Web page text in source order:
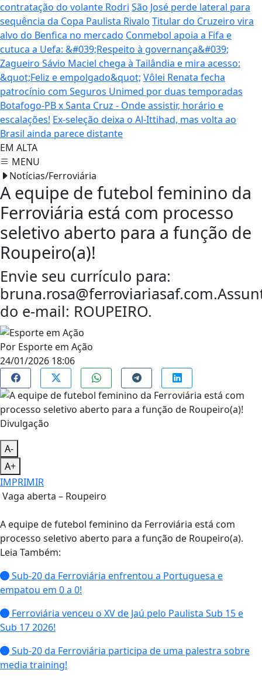
contratação do volante Rodri São José perde lateral para
sequência da Copa Paulista Rivalo Titular do Cruzeiro vira
alvo do Benfica no mercado Conmebol apoia a Fifa e
cutuca a Uefa: &#039;Respeito à governança&#039;
Zagueiro Sávio Maciel chega à Tailândia e mira acesso:
&quot;Feliz e empolgado&quot; Vôlei Renata fecha
patrocínio com Seguros Unimed por duas temporadas
Botafogo-PB x Santa Cruz - Onde assistir, horário e
escalações! Ex-seleção deixa o Al-Ittihad, mas volta ao
Brasil ainda parece distante
EM ALTA
MENU
Notícias/Ferroviária
A equipe de futebol feminino da
Ferroviária está com processo
seletivo aberto para a função de
Roupeiro(a)!
Envie seu currículo para:
do e-mail: ROUPEIRO.
Por Esporte em Ação
24/01/2026 18:06
Divulgação
A-
A+
IMPRIMIR
Vaga aberta – Roupeiro
A equipe de futebol feminino da Ferroviária está com
processo seletivo aberto para a função de Roupeiro(a).
Leia Também:
Sub-20 da Ferroviária enfrentou a Portuguesa e
empatou em 0 a 0!
Ferroviária venceu o XV de Jaú pelo Paulista Sub 15 e
Sub 17 2026!
Sub-20 da Ferroviária participa de uma palestra sobre
media training!